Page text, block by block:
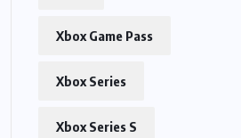
Xbox Game Pass
Xbox Series
Xbox Series S